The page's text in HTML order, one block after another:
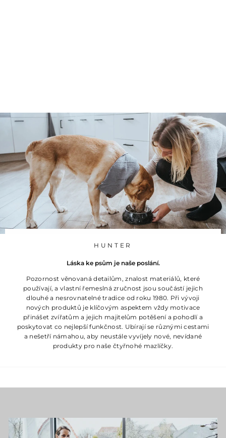
č
HUNTER
Láska ke psům je naše poslání.
Pozornost věnovaná detailům, znalost materiálů, které
používají, a vlastní řemeslná zručnost jsou součástí jejich
dlouhé a nesrovnatelné tradice od roku 1980. Při vývoji
nových produktů je klíčovým aspektem vždy motivace
přinášet zvířatům a jejich majitelům potěšení a pohodlí a
poskytovat co nejlepší funkčnost. Ubírají se různými cestami
a nešetří námahou, aby neustále vyvíjely nové, nevídané
produkty pro naše čtyřnohé mazlíčky.